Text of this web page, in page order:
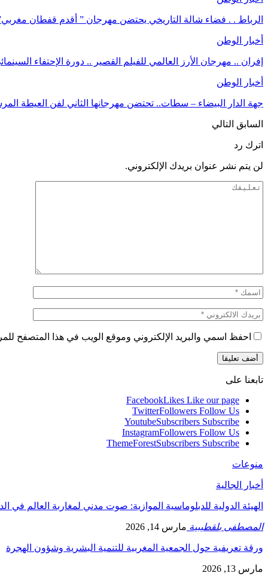
الرباط . . فضاء شالة التاريخي يحتضن مهرجان ” أقدم قفطان
أخبار الوطن
إفران .. مهرجان الأرز العالمي للفيلم القصير .. دورة الإحتفاء
أخبار الوطن
جهة الدار البيضاء – سطات.. تحتضن مهرجانها الثاني لفن العيطة
السابق التالي
اترك رد
لن يتم نشر عنوان بريدك الإلكتروني.
احفظ اسمي والبريد الإلكتروني وموقع الويب في هذا المتصفح
تابعنا على
FacebookLikes Like our page
TwitterFollowers Follow Us
YoutubeSubscribers Subscribe
InstagramFollowers Follow Us
ThemeForestSubscribers Subscribe
منوعات
أخبار الجالية
الهيئة الدولية للدبلوماسية الموازية: صوت مدني لمغاربة العالم في
المصطفى بلقطيبية مارس 14, 2026
ورقة تعريفية حول الجمعية المغربية للتنمية البشرية وشؤون الهجرة
مارس 13, 2026